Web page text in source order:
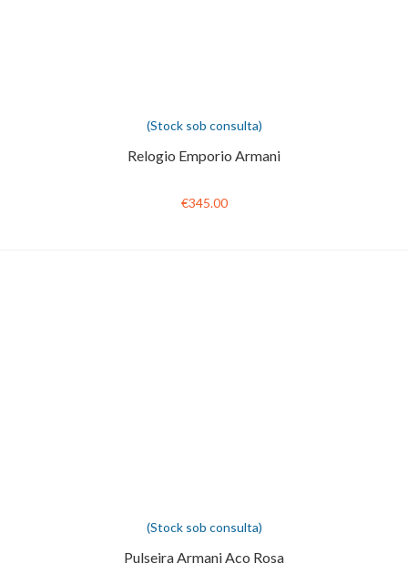
(Stock sob consulta)
Relogio Emporio Armani
€345.00
(Stock sob consulta)
Pulseira Armani Aco Rosa